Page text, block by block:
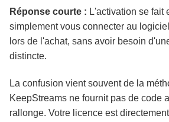
Réponse courte : L'activation se fait
simplement vous connecter au
lors de l'achat, sans avoir besoin
distincte.
La confusion vient souvent de la
KeepStreams ne fournit pas de code
rallonge. Votre licence est